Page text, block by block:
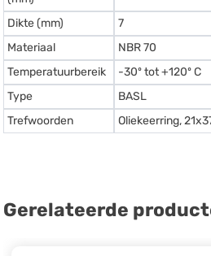
Dikte (mm)
7
Materiaal
NBR 70
Temperatuurbereik
-30º tot +120º C
Type
BASL
Trefwoorden
Oliekeerring,
Gerelateerde